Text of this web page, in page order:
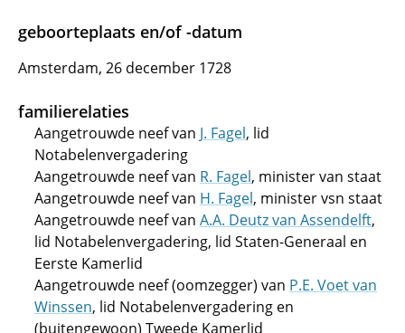
geboorteplaats en/of -datum
Amsterdam, 26 december 1728
familierelaties
Aangetrouwde neef van J. Fagel, lid
Notabelenvergadering
Aangetrouwde neef van R. Fagel, minister van staat
Aangetrouwde neef van H. Fagel, minister vsn staat
Aangetrouwde neef van A.A. Deutz van Assendelft,
lid Notabelenvergadering, lid Staten-Generaal en
Eerste Kamerlid
Aangetrouwde neef (oomzegger) van P.E. Voet van
Winssen, lid Notabelenvergadering en
(buitengewoon) Tweede Kamerlid